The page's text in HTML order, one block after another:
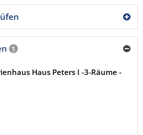
1
Haus Peters I -3-Räume -